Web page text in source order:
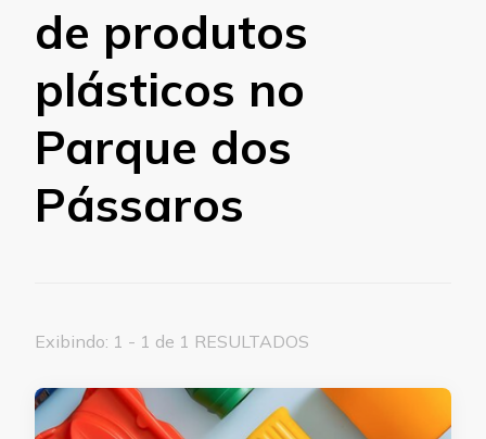
de produtos
plásticos no
Parque dos
Pássaros
Exibindo: 1 - 1 de 1 RESULTADOS